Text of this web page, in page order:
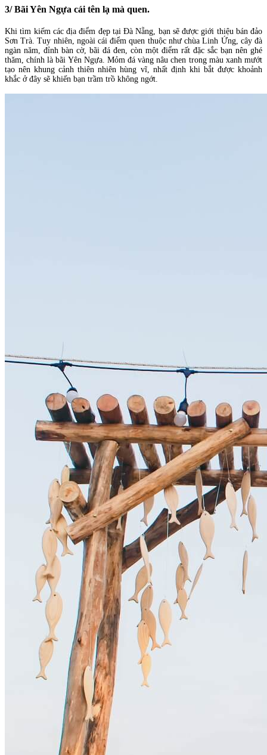
3/ Bãi Yên Ngựa cái tên lạ mà quen.
Khi tìm kiếm các địa điểm đẹp tại Đà Nẵng, bạn sẽ được giới thiệu bán đảo
Sơn Trà. Tuy nhiên, ngoài cái điểm quen thuộc như chùa Linh Ứng, cây đà
ngàn năm, đỉnh bàn cờ, bãi đá đen, còn một điểm rất đặc sắc bạn nên ghé
thăm, chính là bãi Yên Ngựa. Mỏm đá vàng nâu chen trong màu xanh mướt
tạo nên khung cảnh thiên nhiên hùng vĩ, nhất định khi bắt được khoảnh
khắc ở đây sẽ khiến bạn trầm trồ không ngớt.